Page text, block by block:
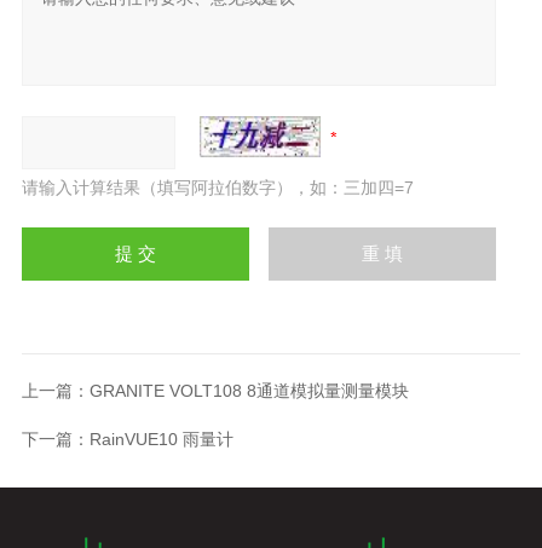
请输入计算结果（填写阿拉伯数字），如：三加四=7
上一篇： GRANITE VOLT108 8通道模拟量测量模块
下一篇： RainVUE10 雨量计